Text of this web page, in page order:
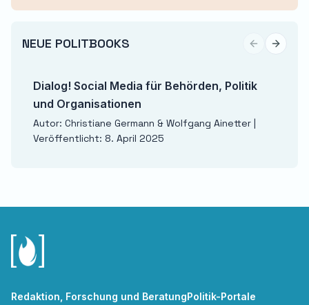
NEUE POLITBOOKS Previous
Next
Dialog! Social Media für Behörden, Politik
und Organisationen
Autor: Christiane Germann & Wolfgang Ainetter |
Veröffentlicht: 8. April 2025
Redaktion, Forschung und BeratungPolitik-Portale